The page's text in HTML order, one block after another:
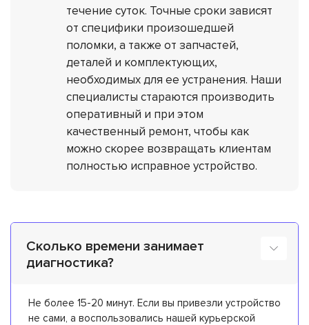
течение суток. Точные сроки зависят
от специфики произошедшей
поломки, а также от запчастей,
деталей и комплектующих,
необходимых для ее устранения. Наши
специалисты стараются производить
оперативный и при этом
качественный ремонт, чтобы как
можно скорее возвращать клиентам
полностью исправное устройство.
Сколько времени занимает
диагностика?
Не более 15-20 минут. Если вы привезли устройство
не сами, а воспользовались нашей курьерской